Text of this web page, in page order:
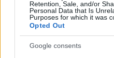
Retention, Sale, and/or
Personal Data that Is
Purposes for which it was
Opted Out
Google consents